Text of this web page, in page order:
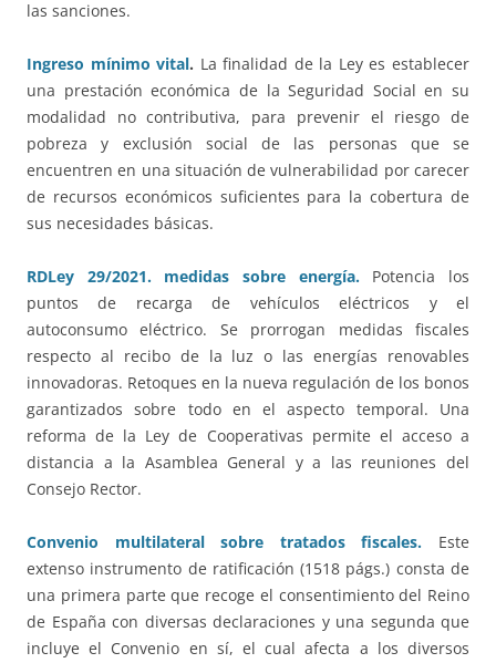
las sanciones.
Ingreso mínimo vital. La finalidad de la Ley es establecer
una prestación económica de la Seguridad Social en su
modalidad no contributiva, para prevenir el riesgo de
pobreza y exclusión social de las personas que se
encuentren en una situación de vulnerabilidad por carecer
de recursos económicos suficientes para la cobertura de
sus necesidades básicas.
RDLey 29/2021. medidas sobre energía.Potencia los
puntos de recarga de vehículos eléctricos y el
autoconsumo eléctrico. Se prorrogan medidas fiscales
respecto al recibo de la luz o las energías renovables
innovadoras. Retoques en la nueva regulación de los bonos
garantizados sobre todo en el aspecto temporal. Una
reforma de la Ley de Cooperativas permite el acceso a
distancia a la Asamblea General y a las reuniones del
Consejo Rector.
Convenio multilateral sobre tratados fiscales. Este
extenso instrumento de ratificación (1518 págs.) consta de
una primera parte que recoge el consentimiento del Reino
de España con diversas declaraciones y una segunda que
incluye el Convenio en sí, el cual afecta a los diversos